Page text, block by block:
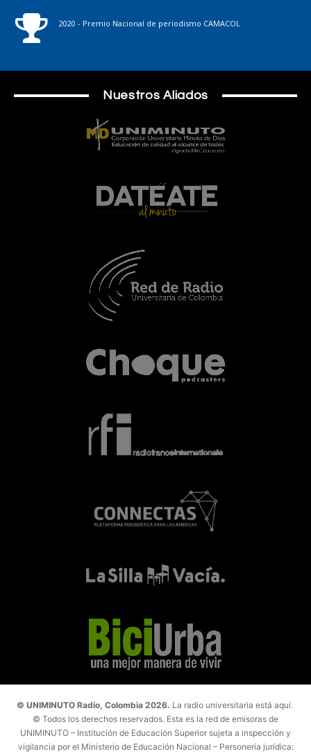
2020 - Premio Nacional de periodismo CAMACOL
Nuestros Aliados
© UNIMINUTO Radio, Colombia 2026. La radio universitaria está aquí.
© Todos los derechos reservados. Esta es la red de emisoras de
UNIMINUTO – Institución de Educación Superior sujeta a inspección y
vigilancia por el Ministerio de Educación Nacional – Personería jurídica: